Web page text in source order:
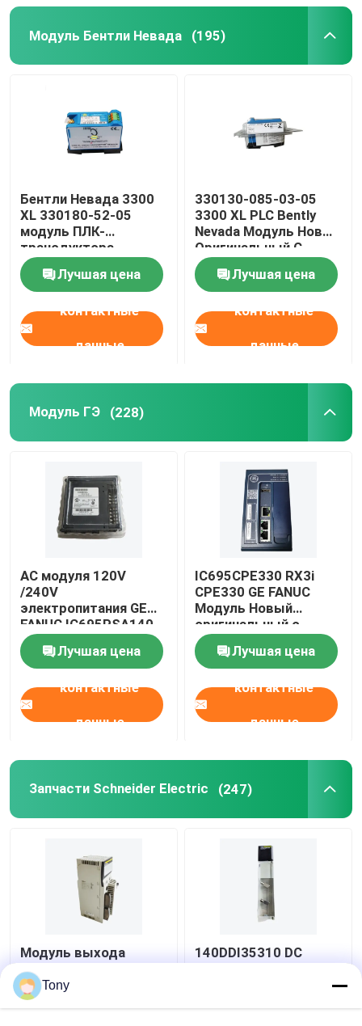
Модуль Бентли Невада (195)
Бентли Невада 3300
XL 330180-52-05
модуль ПЛК-
трансдуктора
близости
Лучшая цена
контактные
данные
330130-085-03-05
3300 XL PLC Bently
Nevada Модуль Новый
Оригинальный С
Запечатанным
Лучшая цена
контактные
данные
Модуль ГЭ (228)
AC модуля 120V
/240V
электропитания GE
FANUC IC695PSA140
RX3i
Лучшая цена
контактные
данные
IC695CPE330 RX3i
CPE330 GE FANUC
Модуль Новый
оригинальный с
запечатанным
Лучшая цена
контактные
данные
Запчасти Schneider Electric (247)
Модуль выхода
140DRA84000 реле
PLC Modicon Кванта
SCHNEIDER
140DDI35310 DC
Tony